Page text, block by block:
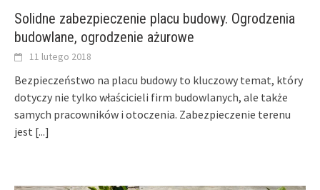
Solidne zabezpieczenie placu budowy. Ogrodzenia
budowlane, ogrodzenie ażurowe
11 lutego 2018
Bezpieczeństwo na placu budowy to kluczowy temat, który
dotyczy nie tylko właścicieli firm budowlanych, ale także
samych pracowników i otoczenia. Zabezpieczenie terenu
jest [...]